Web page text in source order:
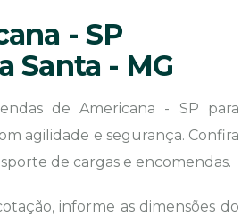
- SP
Santa - MG
de Americana - SP para
agilidade e segurança. Confira
de cargas e encomendas.
informe as dimensões do